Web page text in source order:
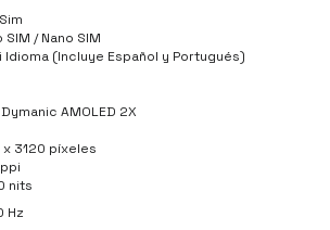
SIM / Nano SIM
Idioma (Incluye Español y Portugués)
AMOLED 2X
x 3120 píxeles
nits
Hz